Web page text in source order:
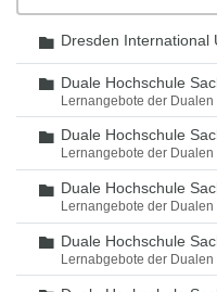
Ordner
Dresden International
Ordner
Duale Hochschule
Lernangebote der
Ordner
Duale Hochschule
Lernangebote der
Ordner
Duale Hochschule
Lernangebote der
Ordner
Duale Hochschule
Lernabgebote der